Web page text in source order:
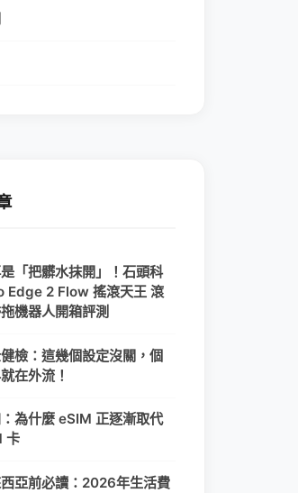
「把髒水抹開」！石頭科
Edge 2 Flow 搖滾天王 滾
機器人開箱評測
檢：這幾個設定沒關，個
在外流！
為什麼 eSIM 正逐漸取代
卡
亞前必讀：2026年生活費